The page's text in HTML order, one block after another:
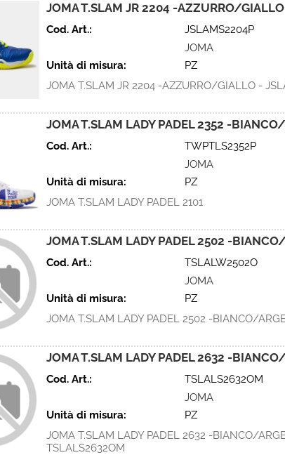
JOMA T.SLAM JR 2204 -AZZURRO/
Cod. Art.:
JSLAMS2204P
JOMA
Unità di misura:
PZ
JOMA T.SLAM JR 2204 -AZZURRO/GIALLO -
JOMA T.SLAM LADY PADEL 2352 -
Cod. Art.:
TWPTLS2352P
JOMA
Unità di misura:
PZ
JOMA T.SLAM LADY PADEL 2101
JOMA T.SLAM LADY PADEL 2502 -
Cod. Art.:
TSLALW2502O
JOMA
Unità di misura:
PZ
JOMA T.SLAM LADY PADEL 2502 -BIANCO/
JOMA T.SLAM LADY PADEL 2632 -
Cod. Art.:
TSLALS2632OM
JOMA
Unità di misura:
PZ
JOMA T.SLAM LADY PADEL 2632 -BIANCO/
TSLALS2632OM